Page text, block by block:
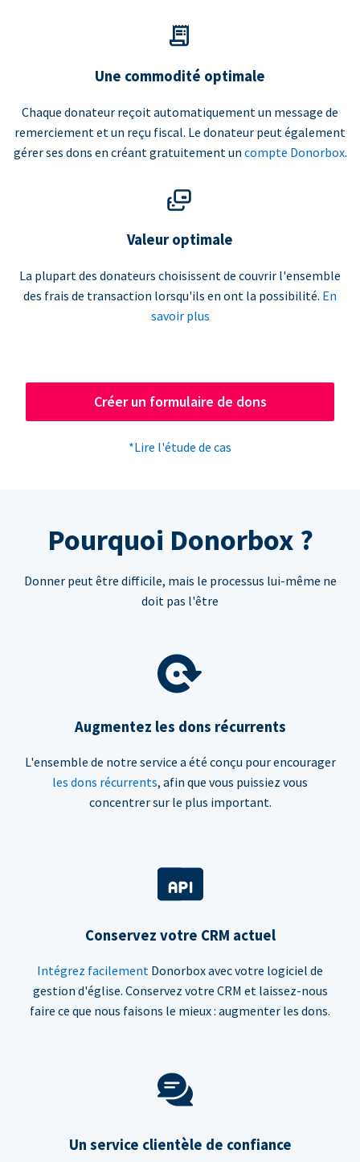
Une commodité optimale
Chaque donateur reçoit automatiquement un message de
remerciement et un reçu fiscal. Le donateur peut également
gérer ses dons en créant gratuitement un compte Donorbox.
Valeur optimale
La plupart des donateurs choisissent de couvrir l'ensemble
des frais de transaction lorsqu'ils en ont la possibilité. En
savoir plus
Créer un formulaire de dons
*Lire l'étude de cas
Pourquoi Donorbox ?
Donner peut être difficile, mais le processus lui-même ne
doit pas l'être
Augmentez les dons récurrents
L'ensemble de notre service a été conçu pour encourager
les dons récurrents, afin que vous puissiez vous
concentrer sur le plus important.
Conservez votre CRM actuel
Intégrez facilement Donorbox avec votre logiciel de
gestion d'église. Conservez votre CRM et laissez-nous
faire ce que nous faisons le mieux : augmenter les dons.
Un service clientèle de confiance